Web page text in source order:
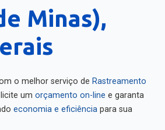
Minas),
o melhor serviço de Rastreamento
um orçamento on-line e garanta
economia e eficiência para sua